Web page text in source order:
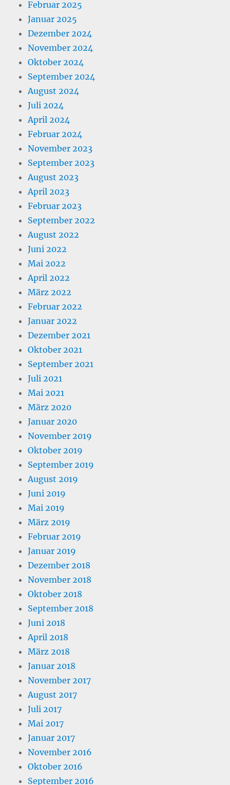
Februar 2025
Januar 2025
Dezember 2024
November 2024
Oktober 2024
September 2024
August 2024
Juli 2024
April 2024
Februar 2024
November 2023
September 2023
August 2023
April 2023
Februar 2023
September 2022
August 2022
Juni 2022
Mai 2022
April 2022
März 2022
Februar 2022
Januar 2022
Dezember 2021
Oktober 2021
September 2021
Juli 2021
Mai 2021
März 2020
Januar 2020
November 2019
Oktober 2019
September 2019
August 2019
Juni 2019
Mai 2019
März 2019
Februar 2019
Januar 2019
Dezember 2018
November 2018
Oktober 2018
September 2018
Juni 2018
April 2018
März 2018
Januar 2018
November 2017
August 2017
Juli 2017
Mai 2017
Januar 2017
November 2016
Oktober 2016
September 2016